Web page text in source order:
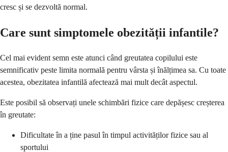
cresc și se dezvoltă normal.
Care sunt simptomele obezității infantile?
Cel mai evident semn este atunci când greutatea copilului este
semnificativ peste limita normală pentru vârsta și înălțimea sa. Cu toate
acestea, obezitatea infantilă afectează mai mult decât aspectul.
Este posibil să observați unele schimbări fizice care depășesc creșterea
în greutate:
Dificultate în a ține pasul în timpul activităților fizice sau al
sportului